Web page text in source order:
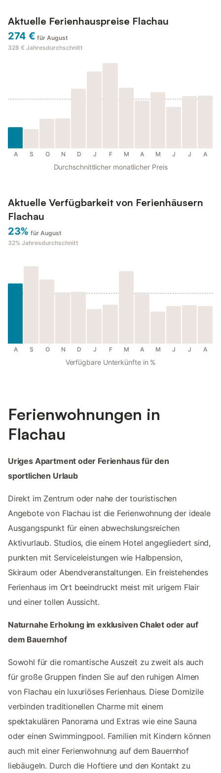
Aktuelle Ferienhauspreise Flachau
274 € für August
328 € Jahresdurchschnitt
A S O N D J F M A M J J A
Durchschnittlicher monatlicher Preis
Aktuelle Verfügbarkeit von Ferienhäusern
Flachau
23% für August
32% Jahresdurchschnitt
A S O N D J F M A M J J A
Verfügbare Unterkünfte in %
Ferienwohnungen in
Flachau
Uriges Apartment oder Ferienhaus für den
sportlichen Urlaub
Direkt im Zentrum oder nahe der touristischen
Angebote von Flachau ist die Ferienwohnung der ideale
Ausgangspunkt für einen abwechslungsreichen
Aktivurlaub. Studios, die einem Hotel angegliedert sind,
punkten mit Serviceleistungen wie Halbpension,
Skiraum oder Abendveranstaltungen. Ein freistehendes
Ferienhaus im Ort beeindruckt meist mit urigem Flair
und einer tollen Aussicht.
Naturnahe Erholung im exklusiven Chalet oder auf
dem Bauernhof
Sowohl für die romantische Auszeit zu zweit als auch
für große Gruppen finden Sie auf den ruhigen Almen
von Flachau ein luxuriöses Ferienhaus. Diese Domizile
verbinden traditionellen Charme mit einem
spektakulären Panorama und Extras wie eine Sauna
oder einen Swimmingpool. Familien mit Kindern können
auch mit einer Ferienwohnung auf dem Bauernhof
liebäugeln. Durch die Hoftiere und den Kontakt zu